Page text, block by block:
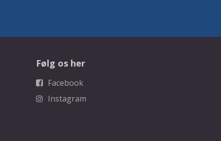
Følg os her
Facebook
Instagram